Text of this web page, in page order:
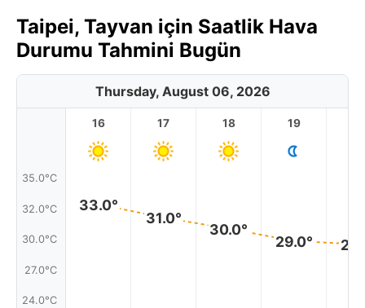
Taipei, Tayvan için Saatlik Hava
Durumu Tahmini Bugün
Thursday, August 06, 2026
35.0°C
32.0°C
30.0°C
27.0°C
24.0°C
16
33.0°
17
31.0°
18
30.0°
19
29.0°